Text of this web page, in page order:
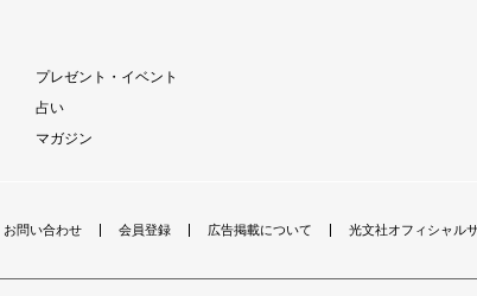
プレゼント・イベント
占い
マガジン
お問い合わせ 会員登録 広告掲載について 光文社オフィシャル